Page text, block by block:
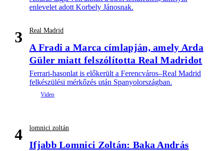
enlevelet adott Korbely Jánosnak.
3 Real Madrid
A Fradi a Marca címlapján, amely Arda
Güler miatt felszólította Real Madridot
Ferrari-hasonlat is előkerült a Ferencváros–Real Madrid
felkészülési mérkőzés után Spanyolországban.
4 lomnici zoltán
Ifjabb Lomnici Zoltán: Baka András